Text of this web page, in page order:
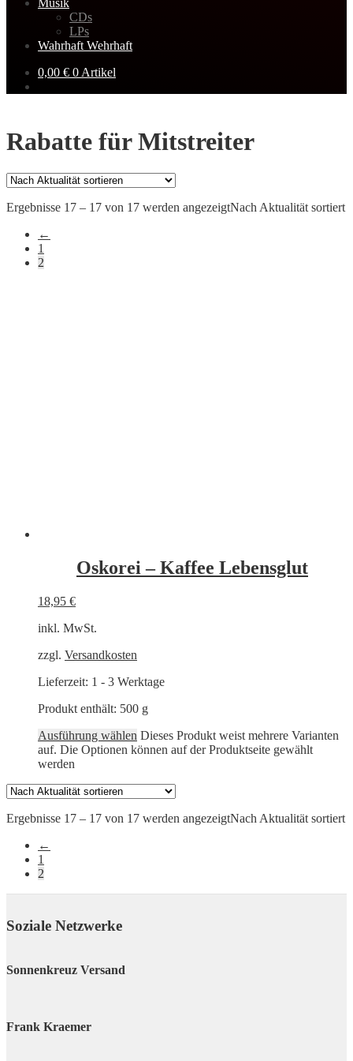
Musik
CDs
LPs
Wahrhaft Wehrhaft
0,00 € 0 Artikel
Rabatte für Mitstreiter
Ergebnisse 17 – 17 von 17 werden angezeigtNach Aktualität sortiert
←
1
2
Oskorei – Kaffee Lebensglut
18,95 €
inkl. MwSt.
zzgl. Versandkosten
Lieferzeit: 1 - 3 Werktage
Produkt enthält: 500 g
Ausführung wählen Dieses Produkt weist mehrere Varianten
auf. Die Optionen können auf der Produktseite gewählt
werden
Ergebnisse 17 – 17 von 17 werden angezeigtNach Aktualität sortiert
←
1
2
Soziale Netzwerke
Sonnenkreuz Versand
Frank Kraemer